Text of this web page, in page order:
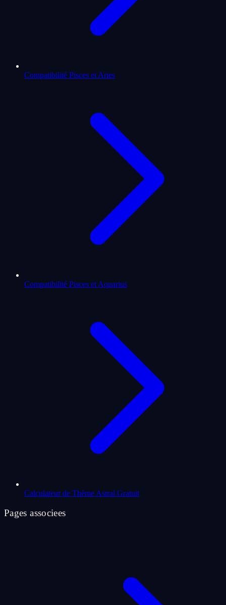
Compatibilité Pisces et Aries
Compatibilité Pisces et Aquarius
Calculateur de Thème Astral Gratuit
Pages associees